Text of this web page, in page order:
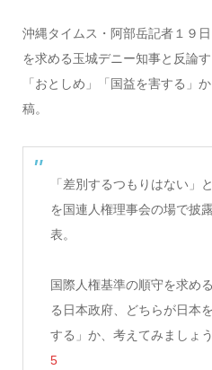
沖縄タイムス・阿部岳記者１９
を求める玉城デニー知事と反論
「おとしめ」「国益を害する」
稿。
「差別するつもりはない」
を国連人権理事会の場で披
表。
国際人権基準の順守を求め
る日本政府、どちらが日本
する」か、考えてみましょう
5